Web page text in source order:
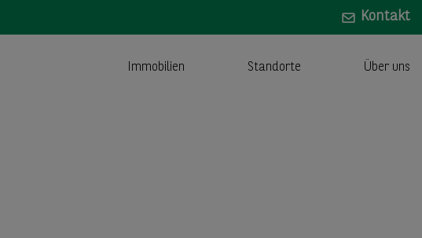
Kontakt
Immobilien Standorte Über uns